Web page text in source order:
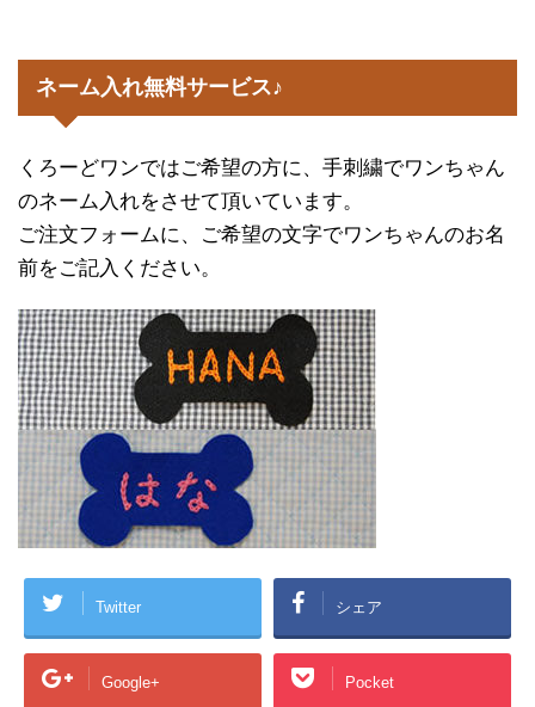
ネーム入れ無料サービス♪
くろーどワンではご希望の方に、手刺繍でワンちゃん
のネーム入れをさせて頂いています。
ご注文フォームに、ご希望の文字でワンちゃんのお名
前をご記入ください。
Twitter シェア
Google+ Pocket